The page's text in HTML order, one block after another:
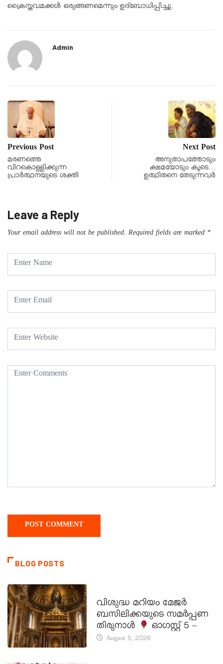
ക്രൈസ്തവമക്കൾ ഒരുങ്ങണമെന്നും ഉദ്ബോധിപ്പിച്ചു.
Admin
Previous Post
മരണത്തെ
വിറകൊള്ളിക്കുന്ന
പ്രാർത്ഥനയുടെ ശക്തി
Next Post
അനുതാപത്തോടും
ക്ഷമയോടും കൂടെ…
ഉത്ഥിതനെ തേടുന്നവർ
Leave a Reply
Your email address will not be published. Required fields are marked *
BLOG POSTS
വിശുദ്ധ മറിയം മേജർ
ബസിലിക്കയുടെ സമർപ്പണ
തിരുനാൾ
ഓഗസ്റ്റ് 5 –
August 5, 2026